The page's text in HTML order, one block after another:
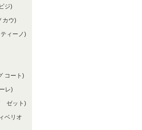
ジ)
カウ)
ィーノ)
コート)
レ)
ゼット)
ベリオ